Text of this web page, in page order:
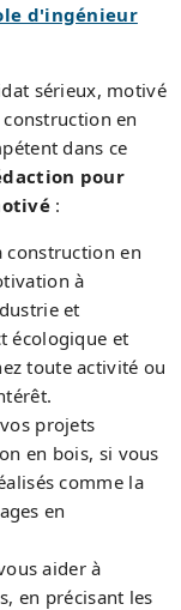
d'ingénieur
sérieux, motivé
en
dans ce
pour
:
construction en
à
et
écologique et
toute activité ou
projets
en bois, si vous
comme la
en
aider à
en précisant les